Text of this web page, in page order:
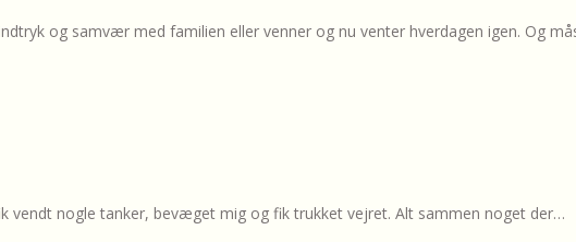
og samvær med familien eller venner og nu venter hverdagen igen. Og
vendt nogle tanker, bevæget mig og fik trukket vejret. Alt sammen noget der…